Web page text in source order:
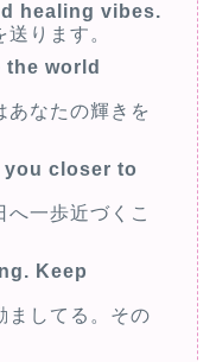
healing vibes.
ります。
the world
あなたの輝きを
you closer to
一歩近づくこ
Keep
ましてる。その